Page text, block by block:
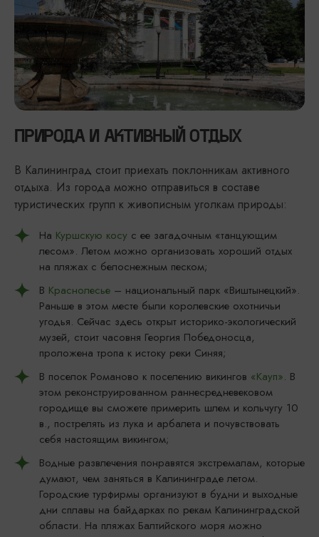
ПРИРОДА И АКТИВНЫЙ ОТДЫХ
В Калининград стоит приехать поклонникам активного
отдыха. Из города можно отправиться в составе
туристических групп к живописным уголкам природы:
На Куршскую косу с ее загадочным «танцующим
лесом». Летом можно организовать хороший отдых
на пляжах с белоснежным песком;
В Краснолесье – национальный парк «Виштынецкий».
Раньше в этом месте были королевские охотничьи
угодья. Сейчас здесь открыт историко-экологический
музей, стоит часовня Георгия Победоносца,
проложена тропа к истоку реки Синяя;
В поселок Романово к поселению викингов «Кауп». В
этом реконструированном раннесредневековом
городище вы сможете примерить шлем и кольчугу 10
в., пострелять из лука и арбалета и почувствовать
себя настоящим викингом;
Водные развлечения понравятся экстремалам, которые
думают, чем заняться в Калининграде летом.
Городские турфирмы организуют в будни и выходные
дни сплавы на байдарках по рекам Калининградской
области. На пляжах Балтийского моря можно